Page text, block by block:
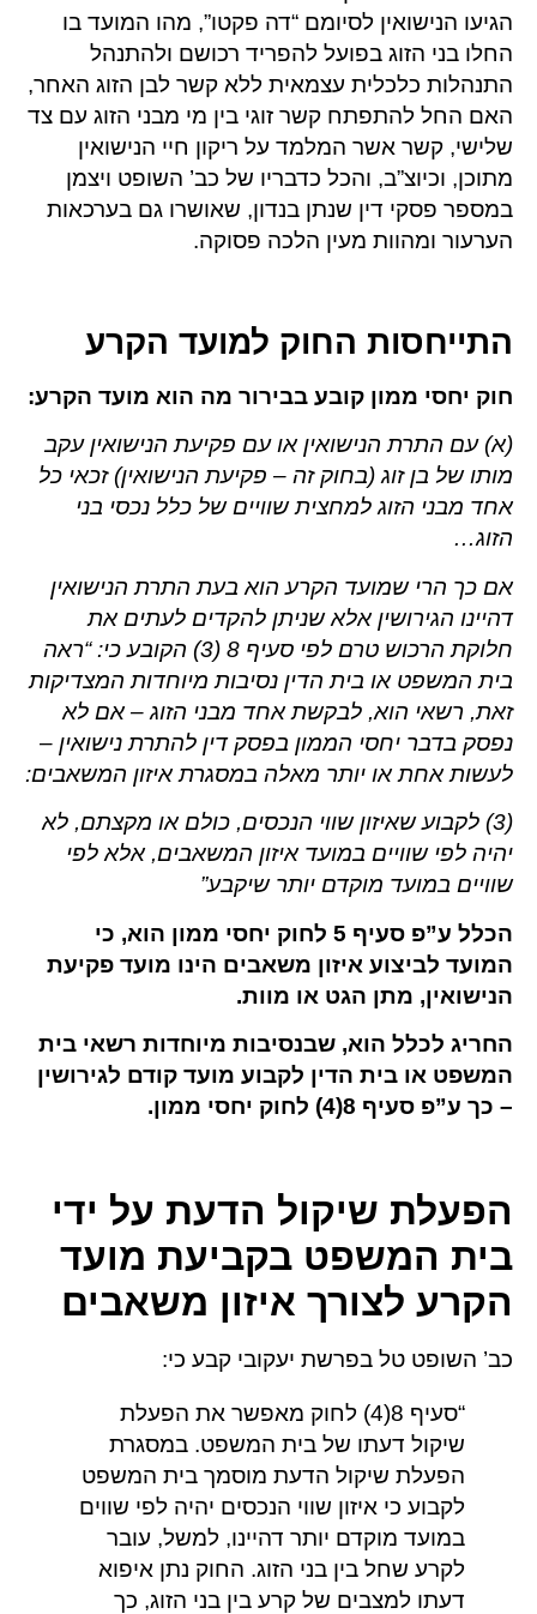
הגיעו הנישואין לסיומם “דה פקטו”, מהו המועד בו
החלו בני הזוג בפועל להפריד רכושם ולהתנהל
התנהלות כלכלית עצמאית ללא קשר לבן הזוג האחר,
האם החל להתפתח קשר זוגי בין מי מבני הזוג עם צד
שלישי, קשר אשר המלמד על ריקון חיי הנישואין
מתוכן, וכיוצ”ב, והכל כדבריו של כב’ השופט ויצמן
במספר פסקי דין שנתן בנדון, שאושרו גם בערכאות
הערעור ומהוות מעין הלכה פסוקה.
התייחסות החוק למועד הקרע
חוק יחסי ממון קובע בבירור מה הוא מועד הקרע:
(א) עם התרת הנישואין או עם פקיעת הנישואין עקב
מותו של בן זוג (בחוק זה – פקיעת הנישואין) זכאי כל
אחד מבני הזוג למחצית שוויים של כלל נכסי בני
הזוג…
אם כך הרי שמועד הקרע הוא בעת התרת הנישואין
דהיינו הגירושין אלא שניתן להקדים לעתים את
חלוקת הרכוש טרם לפי סעיף 8 (3) הקובע כי: “ראה
בית המשפט או בית הדין נסיבות מיוחדות המצדיקות
זאת, רשאי הוא, לבקשת אחד מבני הזוג – אם לא
נפסק בדבר יחסי הממון בפסק דין להתרת נישואין –
לעשות אחת או יותר מאלה במסגרת איזון המשאבים:
(3) לקבוע שאיזון שווי הנכסים, כולם או מקצתם, לא
יהיה לפי שוויים במועד איזון המשאבים, אלא לפי
שוויים במועד מוקדם יותר שיקבע”
הכלל ע”פ סעיף 5 לחוק יחסי ממון הוא, כי
המועד לביצוע איזון משאבים הינו מועד פקיעת
הנישואין, מתן הגט או מוות.
החריג לכלל הוא, שבנסיבות מיוחדות רשאי בית
המשפט או בית הדין לקבוע מועד קודם לגירושין
– כך ע”פ סעיף 8(4) לחוק יחסי ממון.
הפעלת שיקול הדעת על ידי
בית המשפט בקביעת מועד
הקרע לצורך איזון משאבים
כב’ השופט טל בפרשת יעקובי קבע כי:
“סעיף 8(4) לחוק מאפשר את הפעלת
שיקול דעתו של בית המשפט. במסגרת
הפעלת שיקול הדעת מוסמך בית המשפט
לקבוע כי איזון שווי הנכסים יהיה לפי שווים
במועד מוקדם יותר דהיינו, למשל, עובר
לקרע שחל בין בני הזוג. החוק נתן איפוא
דעתו למצבים של קרע בין בני הזוג, כך